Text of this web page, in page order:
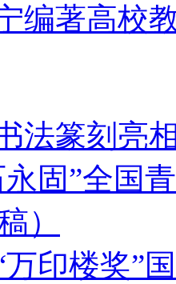
编著高校
法篆刻亮
永固”全国
）
万印楼奖”